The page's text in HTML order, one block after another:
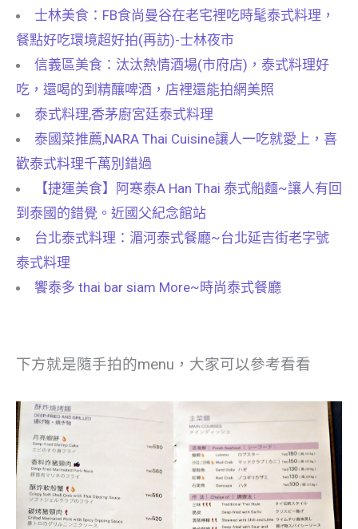
士林美食：FB食尚曼谷在老宅裡吃時髦泰式料理，
餐點好吃環境超好拍(再訪)-士林夜市
信義區美食：汰汰熱情酒場(市府店)，泰式料理好
吃，還喝的到精釀啤酒，店裡還能拍網美照
泰式料理,香茅廚宮廷泰式料理
泰國菜推薦,NARA Thai Cuisine讓人一吃就愛上，喜
歡泰式料理千萬別錯過
【捷運美食】阿寒泰A Han Thai 泰式船麵~讓人有回
到泰國的錯覺。近國父紀念館站
台北泰式料理：湄河泰式餐廳~台北延吉街老字號
泰式料理
饗泰多 thai bar siam More~時尚泰式餐廳
下方就是隨手拍的menu，大家可以參考看看